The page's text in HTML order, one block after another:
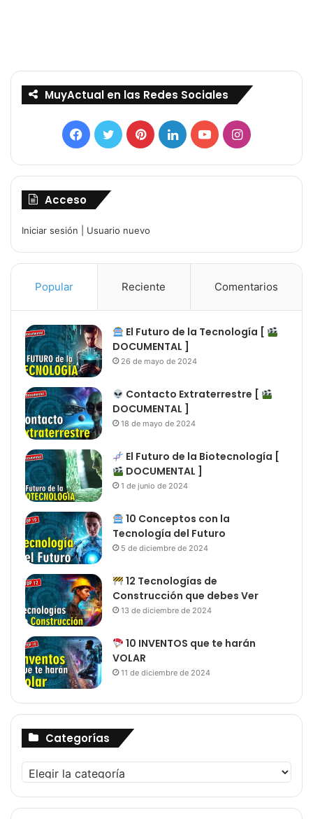
MuyActual en las Redes Sociales
Facebook
TwitterPinterestLinkedInYouTubeInstagram
Acceso
Iniciar sesión Usuario nuevo
Popular Reciente Comentarios
El Futuro de la Tecnología [
DOCUMENTAL ]
26 de mayo de 2024
Contacto Extraterrestre [
DOCUMENTAL ]
18 de mayo de 2024
El Futuro de la Biotecnología [
DOCUMENTAL ]
1 de junio de 2024
10 Conceptos con la
Tecnología del Futuro
5 de diciembre de 2024
12 Tecnologías de
Construcción que debes Ver
13 de diciembre de 2024
10 INVENTOS que te harán
VOLAR
11 de diciembre de 2024
Categorías
Categorías